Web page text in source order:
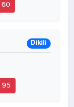
60
Dikili
95